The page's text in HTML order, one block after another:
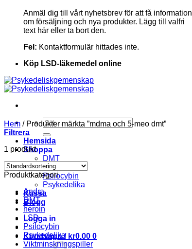
Anmäl dig till vårt nyhetsbrev för att få information
om försäljning och nya produkter. Lägg till valfri
text här eller ta bort den.
Fel: Kontaktformulär hittades inte.
Köp LSD-läkemedel online
Söka
efter
Hemsida
Shoppa
DMT
LSD
Psilocybin
Psykedelika
Kassa
Blogg
Logga in
Kundvagn / kr0.00 0
Hem /Produkter märkta ”mdma och 5-meo dmt”
Filtrera
1 produkt
Produktkategori
Andra
DMT
heroin
LSD
Psilocybin
Psykedelika
Viktminskningspiller